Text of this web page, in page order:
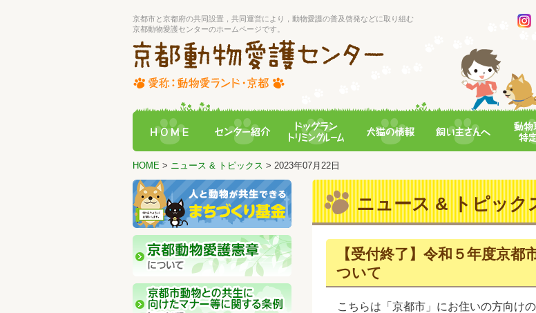
京都市と京都府の共同設置，共同運営により，動物愛護の普及啓発などに取り組む
京都動物愛護センターのホームページです。
HOME > ニュース & トピックス > 2023年07月22日
ニュース & トピッ
【受付終了】令和５年度京
ついて
こちらは「京都市」にお住いの方向けの